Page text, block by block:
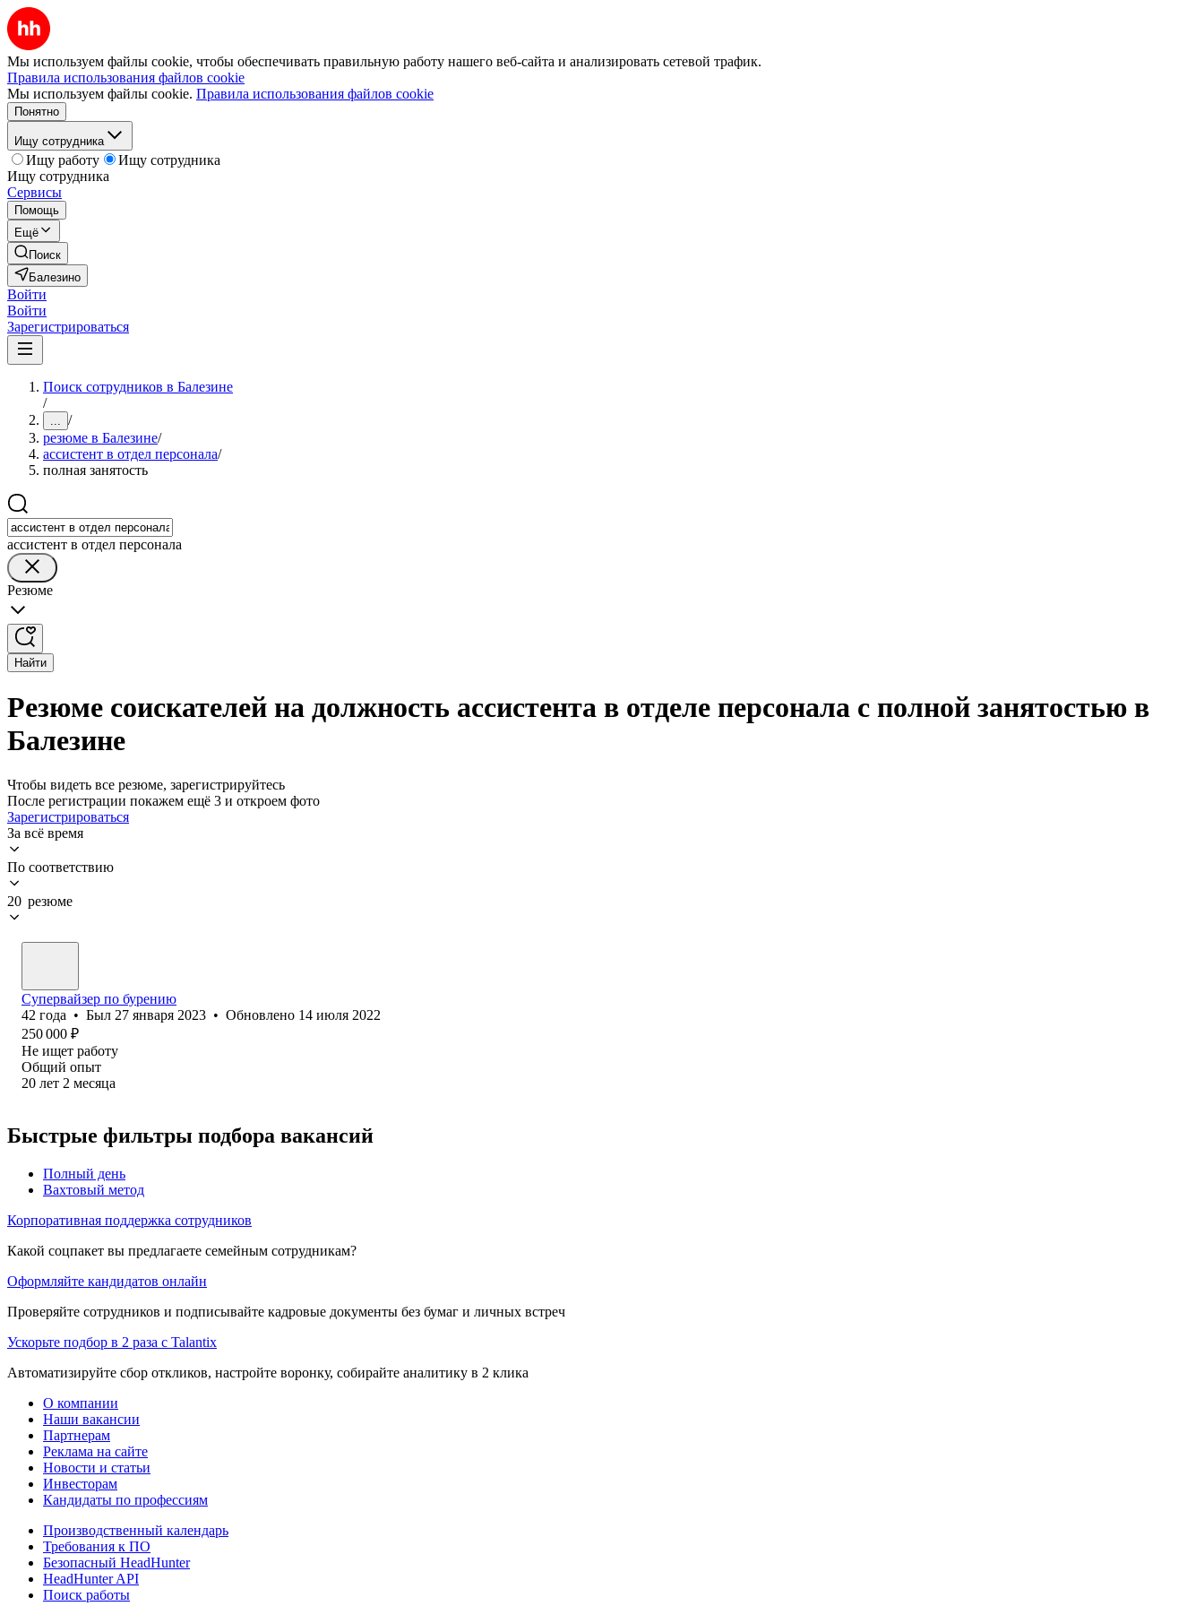
Мы используем файлы cookie, чтобы обеспечивать правильную работу нашего веб-сайта и анализировать сетевой трафик.
Правила использования файлов cookie
Мы используем файлы cookie. Правила использования файлов cookie
Понятно
Ищу сотрудника
Ищу работу
Ищу сотрудника
Ищу сотрудника
Сервисы
Помощь
Ещё
Поиск
Балезино
Войти
Войти
Зарегистрироваться
Поиск сотрудников в Балезине
/
... /
резюме в Балезине/
ассистент в отдел персонала/
полная занятость
ассистент в отдел персонала
Резюме
Найти
Резюме соискателей на должность ассистента в отделе персонала с полной занятостью в
Балезине
Чтобы видеть все резюме, зарегистрируйтесь
После регистрации покажем ещё 3 и откроем фото
Зарегистрироваться
За всё время
По соответствию
20 резюме
Супервайзер по бурению
42 года • Был 27 января 2023 • Обновлено 14 июля 2022
250 000 ₽
Не ищет работу
Общий опыт
20 лет 2 месяца
Быстрые фильтры подбора вакансий
Полный день
Вахтовый метод
Корпоративная поддержка сотрудников
Какой соцпакет вы предлагаете семейным сотрудникам?
Оформляйте кандидатов онлайн
Проверяйте сотрудников и подписывайте кадровые документы без бумаг и личных встреч
Ускорьте подбор в 2 раза с Talantix
Автоматизируйте сбор откликов, настройте воронку, собирайте аналитику в 2 клика
О компании
Наши вакансии
Партнерам
Реклама на сайте
Новости и статьи
Инвесторам
Кандидаты по профессиям
Производственный календарь
Требования к ПО
Безопасный HeadHunter
HeadHunter API
Поиск работы